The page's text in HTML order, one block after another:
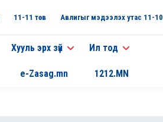
11-11 төв Авлигыг мэдээлэх утас 11-10
Хууль эрх зүй Ил тод
e-Zasag.mn 1212.MN